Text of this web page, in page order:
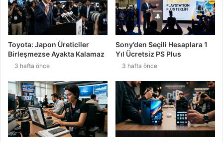
Toyota: Japon Üreticiler
Birleşmezse Ayakta Kalamaz
3 hafta önce
Sony’den Seçili Hesaplara 1
Yıl Ücretsiz PS Plus
3 hafta önce